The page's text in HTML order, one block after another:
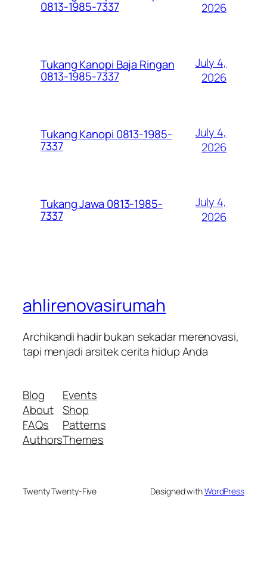
0813-1985-7337
2026
Tukang Kanopi Baja Ringan
0813-1985-7337
July 4,
2026
Tukang Kanopi 0813-1985-
7337
July 4,
2026
Tukang Jawa 0813-1985-
7337
July 4,
2026
ahlirenovasirumah
Archikandi hadir bukan sekadar merenovasi,
tapi menjadi arsitek cerita hidup Anda
Blog
About
FAQs
Authors
Events
Shop
Patterns
Themes
Twenty Twenty-Five Designed withWordPress